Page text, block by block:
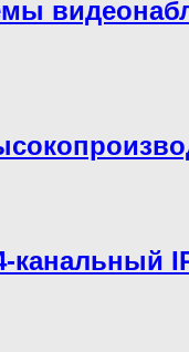
канальный